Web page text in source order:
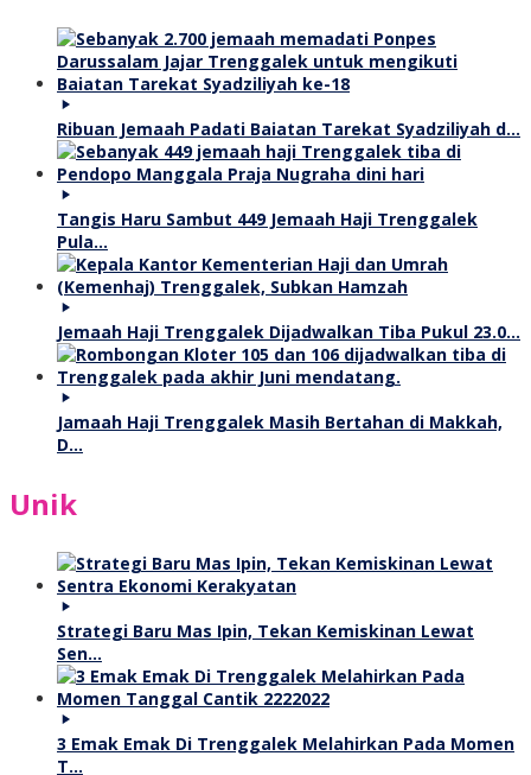
Ribuan Jemaah Padati Baiatan Tarekat Syadziliyah d…
Tangis Haru Sambut 449 Jemaah Haji Trenggalek
Pula…
Jemaah Haji Trenggalek Dijadwalkan Tiba Pukul 23.0…
Jamaah Haji Trenggalek Masih Bertahan di Makkah,
D…
Unik
Strategi Baru Mas Ipin, Tekan Kemiskinan Lewat
Sen…
3 Emak Emak Di Trenggalek Melahirkan Pada Momen
T…